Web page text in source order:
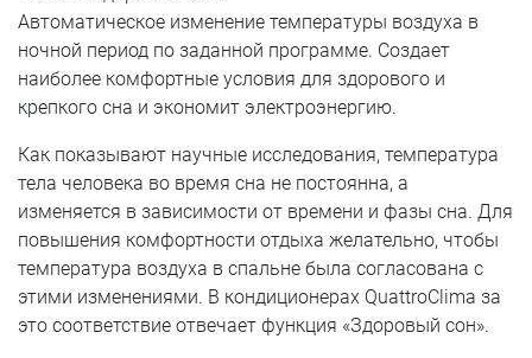
Автоматическое изменение температуры воздуха в
ночной период по заданной программе. Создает
наиболее комфортные условия для здорового и
крепкого сна и экономит электроэнергию.
Как показывают научные исследования, температура
тела человека во время сна не постоянна, а
изменяется в зависимости от времени и фазы сна. Для
повышения комфортности отдыха желательно, чтобы
температура воздуха в спальне была согласована с
этими изменениями. В кондиционерах QuattroClima за
это соответствие отвечает функция «Здоровый сон».